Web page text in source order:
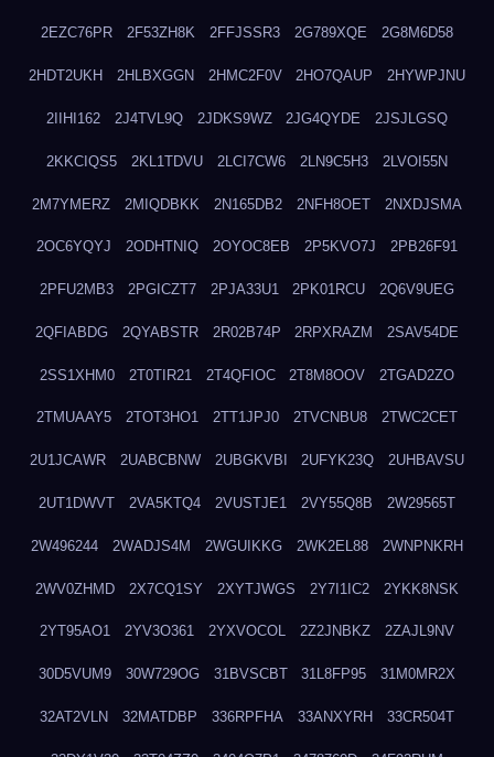
2EZC76PR 2F53ZH8K 2FFJSSR3 2G789XQE 2G8M6D58
2HDT2UKH 2HLBXGGN 2HMC2F0V 2HO7QAUP 2HYWPJNU
2IIHI162 2J4TVL9Q 2JDKS9WZ 2JG4QYDE 2JSJLGSQ
2KKCIQS5 2KL1TDVU 2LCI7CW6 2LN9C5H3 2LVOI55N
2M7YMERZ 2MIQDBKK 2N165DB2 2NFH8OET 2NXDJSMA
2OC6YQYJ 2ODHTNIQ 2OYOC8EB 2P5KVO7J 2PB26F91
2PFU2MB3 2PGICZT7 2PJA33U1 2PK01RCU 2Q6V9UEG
2QFIABDG 2QYABSTR 2R02B74P 2RPXRAZM 2SAV54DE
2SS1XHM0 2T0TIR21 2T4QFIOC 2T8M8OOV 2TGAD2ZO
2TMUAAY5 2TOT3HO1 2TT1JPJ0 2TVCNBU8 2TWC2CET
2U1JCAWR 2UABCBNW 2UBGKVBI 2UFYK23Q 2UHBAVSU
2UT1DWVT 2VA5KTQ4 2VUSTJE1 2VY55Q8B 2W29565T
2W496244 2WADJS4M 2WGUIKKG 2WK2EL88 2WNPNKRH
2WV0ZHMD 2X7CQ1SY 2XYTJWGS 2Y7I1IC2 2YKK8NSK
2YT95AO1 2YV3O361 2YXVOCOL 2Z2JNBKZ 2ZAJL9NV
30D5VUM9 30W729OG 31BVSCBT 31L8FP95 31M0MR2X
32AT2VLN 32MATDBP 336RPFHA 33ANXYRH 33CR504T